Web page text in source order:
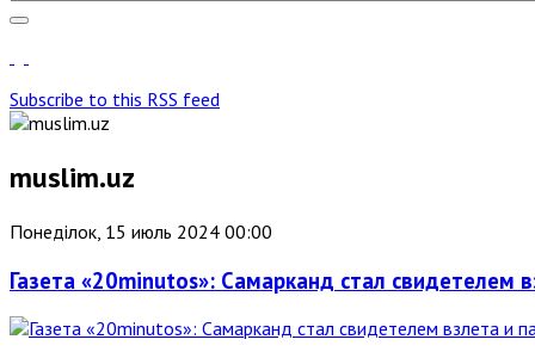
Subscribe to this RSS feed
muslim.uz
Понеділок, 15 июль 2024 00:00
Газета «20minutos»: Самарканд стал свидетелем